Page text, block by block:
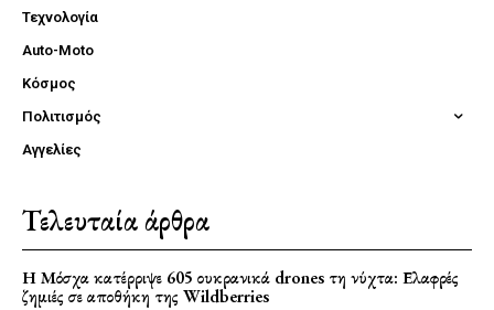
Τεχνολογία
Auto-Moto
Κόσμος
Πολιτισμός
Αγγελίες
Τελευταία άρθρα
Η Μόσχα κατέρριψε 605 ουκρανικά drones τη νύχτα: Ελαφρές
ζημιές σε αποθήκη της Wildberries